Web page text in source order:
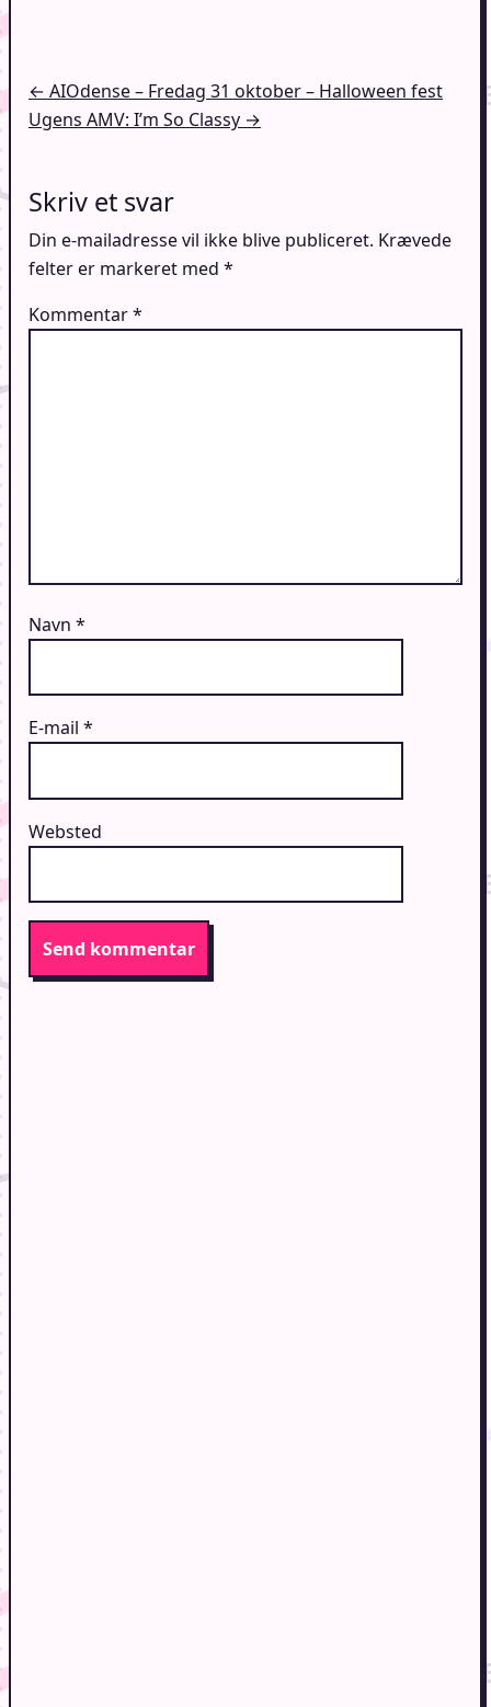
Indlægsnavigation
← AIOdense – Fredag 31 oktober – Halloween fest
Ugens AMV: I’m So Classy →
Skriv et svar
Din e-mailadresse vil ikke blive publiceret. Krævede
felter er markeret med *
Kommentar*
Navn *
E-mail *
Websted